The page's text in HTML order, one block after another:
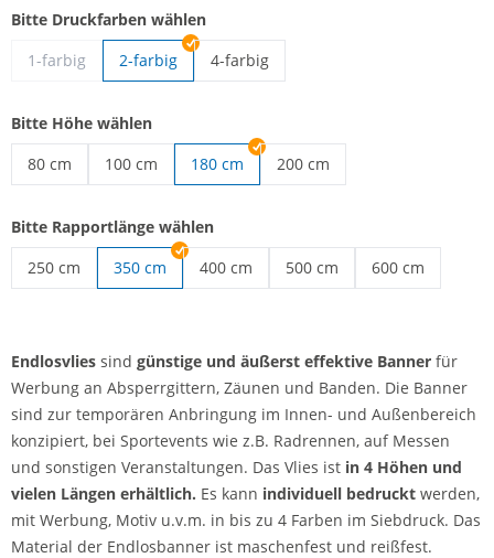
Bitte Druckfarben wählen
1-farbig
2-farbig
4-farbig
Bitte Höhe wählen
80 cm
100 cm
180 cm
200 cm
Bitte Rapportlänge wählen
250 cm
350 cm
400 cm
500 cm
600 cm
Endlosvlies sind günstige und äußerst effektive Banner für
Werbung an Absperrgittern, Zäunen und Banden. Die Banner
sind zur temporären Anbringung im Innen- und Außenbereich
konzipiert, bei Sportevents wie z.B. Radrennen, auf Messen
und sonstigen Veranstaltungen. Das Vlies ist in 4 Höhen und
vielen Längen erhältlich. Es kann individuell bedruckt werden,
mit Werbung, Motiv u.v.m. in bis zu 4 Farben im Siebdruck. Das
Material der Endlosbanner ist maschenfest und reißfest.